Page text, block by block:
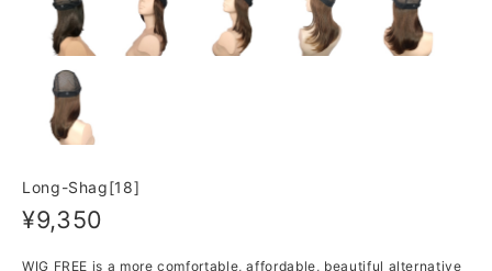
Long-Shag[18]
¥9,350
WIG FREE is a more comfortable, affordable, beautiful alternative